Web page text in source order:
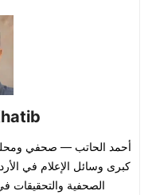
كبرى وسائل الإعلام في
الصحفية والتحقيقات في